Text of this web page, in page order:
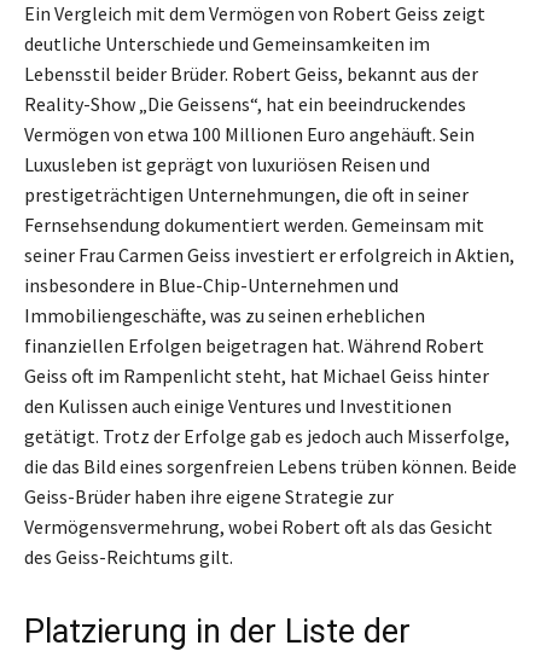
Ein Vergleich mit dem Vermögen von Robert Geiss zeigt
deutliche Unterschiede und Gemeinsamkeiten im
Lebensstil beider Brüder. Robert Geiss, bekannt aus der
Reality-Show „Die Geissens“, hat ein beeindruckendes
Vermögen von etwa 100 Millionen Euro angehäuft. Sein
Luxusleben ist geprägt von luxuriösen Reisen und
prestigeträchtigen Unternehmungen, die oft in seiner
Fernsehsendung dokumentiert werden. Gemeinsam mit
seiner Frau Carmen Geiss investiert er erfolgreich in Aktien,
insbesondere in Blue-Chip-Unternehmen und
Immobiliengeschäfte, was zu seinen erheblichen
finanziellen Erfolgen beigetragen hat. Während Robert
Geiss oft im Rampenlicht steht, hat Michael Geiss hinter
den Kulissen auch einige Ventures und Investitionen
getätigt. Trotz der Erfolge gab es jedoch auch Misserfolge,
die das Bild eines sorgenfreien Lebens trüben können. Beide
Geiss-Brüder haben ihre eigene Strategie zur
Vermögensvermehrung, wobei Robert oft als das Gesicht
des Geiss-Reichtums gilt.
Platzierung in der Liste der